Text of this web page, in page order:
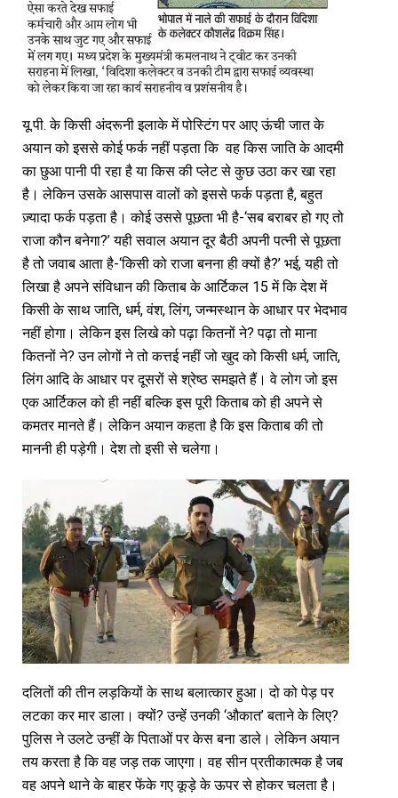
यू.पी. के किसी अंदरूनी इलाके में पोस्टिंग पर आए ऊंची जात के
अयान को इससे कोई फर्क नहीं पड़ता कि वह किस जाति के आदमी
का छुआ पानी पी रहा है या किस की प्लेट से कुछ उठा कर खा रहा
है। लेकिन उसके आसपास वालों को इससे फर्क पड़ता है, बहुत
ज़्यादा फर्क पड़ता है। कोई उससे पूछता भी है-‘सब बराबर हो गए तो
राजा कौन बनेगा?’ यही सवाल अयान दूर बैठी अपनी पत्नी से पूछता
है तो जवाब आता है-‘किसी को राजा बनना ही क्यों है?’ भई, यही तो
लिखा है अपने संविधान की किताब के आर्टिकल 15 में कि देश में
किसी के साथ जाति, धर्म, वंश, लिंग, जन्मस्थान के आधार पर भेदभाव
नहीं होगा। लेकिन इस लिखे को पढ़ा कितनों ने? पढ़ा तो माना
कितनों ने? उन लोगों ने तो कत्तई नहीं जो खुद को किसी धर्म, जाति,
लिंग आदि के आधार पर दूसरों से श्रेष्ठ समझते हैं। वे लोग जो इस
एक आर्टिकल को ही नहीं बल्कि इस पूरी किताब को ही अपने से
कमतर मानते हैं। लेकिन अयान कहता है कि इस किताब की तो
माननी ही पड़ेगी। देश तो इसी से चलेगा।
दलितों की तीन लड़कियों के साथ बलात्कार हुआ। दो को पेड़ पर
लटका कर मार डाला। क्यों? उन्हें उनकी ‘औकात’ बताने के लिए?
पुलिस ने उलटे उन्हीं के पिताओं पर केस बना डाले। लेकिन अयान
तय करता है कि वह जड़ तक जाएगा। वह सीन प्रतीकात्मक है जब
वह अपने थाने के बाहर फेंके गए कूड़े के ऊपर से होकर चलता है।